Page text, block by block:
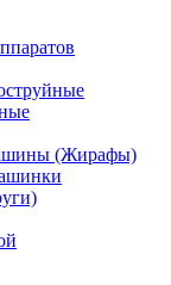
(Жирафы)